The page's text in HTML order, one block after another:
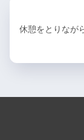
休憩をとりなが